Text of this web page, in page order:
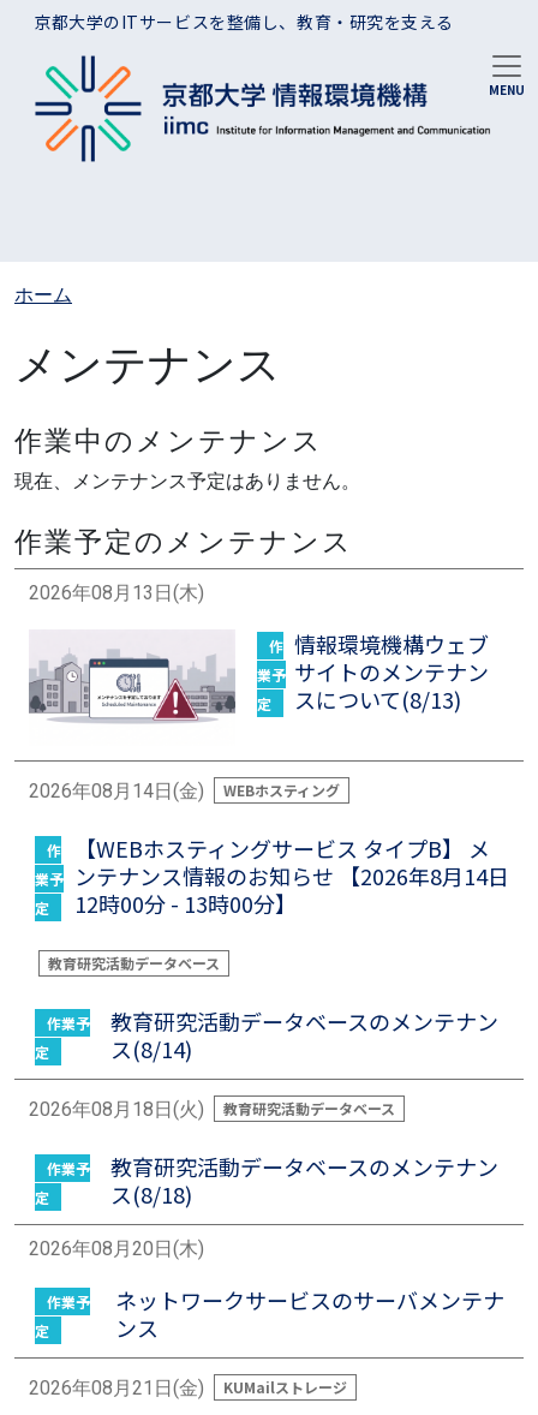
メインコンテンツに移動
京都大学のITサービスを整備し、教育・研究を支える
ホーム
メンテナンス
作業中のメンテナンス
現在、メンテナンス予定はありません。
作業予定のメンテナンス
2026年08月13日(木)
作
業予
定
情報環境機構ウェブ
サイトのメンテナン
スについて(8/13)
2026年08月14日(金) WEBホスティング
作
業予
定
【WEBホスティングサービス タイプB】 メ
ンテナンス情報のお知らせ 【2026年8月14日
12時00分 - 13時00分】
教育研究活動データベース
作業予
定
教育研究活動データベースのメンテナン
ス(8/14)
2026年08月18日(火) 教育研究活動データベース
作業予
定
教育研究活動データベースのメンテナン
ス(8/18)
2026年08月20日(木)
作業予
定
ネットワークサービスのサーバメンテナ
ンス
2026年08月21日(金) KUMailストレージ